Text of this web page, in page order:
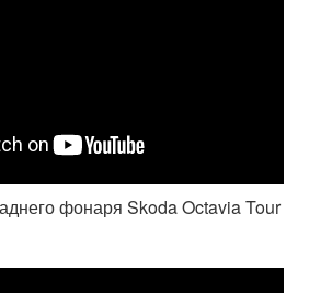
фонаря Skoda Octavia Tour